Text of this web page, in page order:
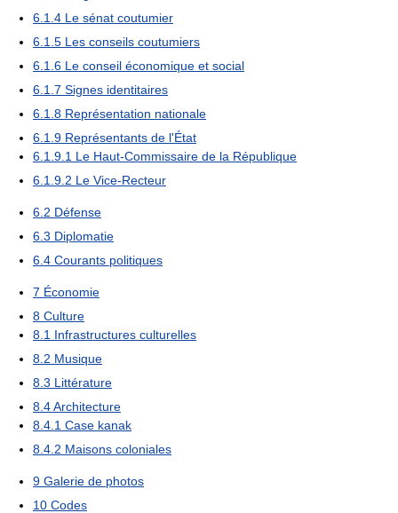
6.1.4 Le sénat coutumier
6.1.5 Les conseils coutumiers
6.1.6 Le conseil économique et social
6.1.7 Signes identitaires
6.1.8 Représentation nationale
6.1.9 Représentants de l'État
6.1.9.1 Le Haut-Commissaire de la République
6.1.9.2 Le Vice-Recteur
6.2 Défense
6.3 Diplomatie
6.4 Courants politiques
7 Économie
8 Culture
8.1 Infrastructures culturelles
8.2 Musique
8.3 Littérature
8.4Architecture
8.4.1 Case kanak
8.4.2 Maisons coloniales
9 Galerie de photos
10 Codes